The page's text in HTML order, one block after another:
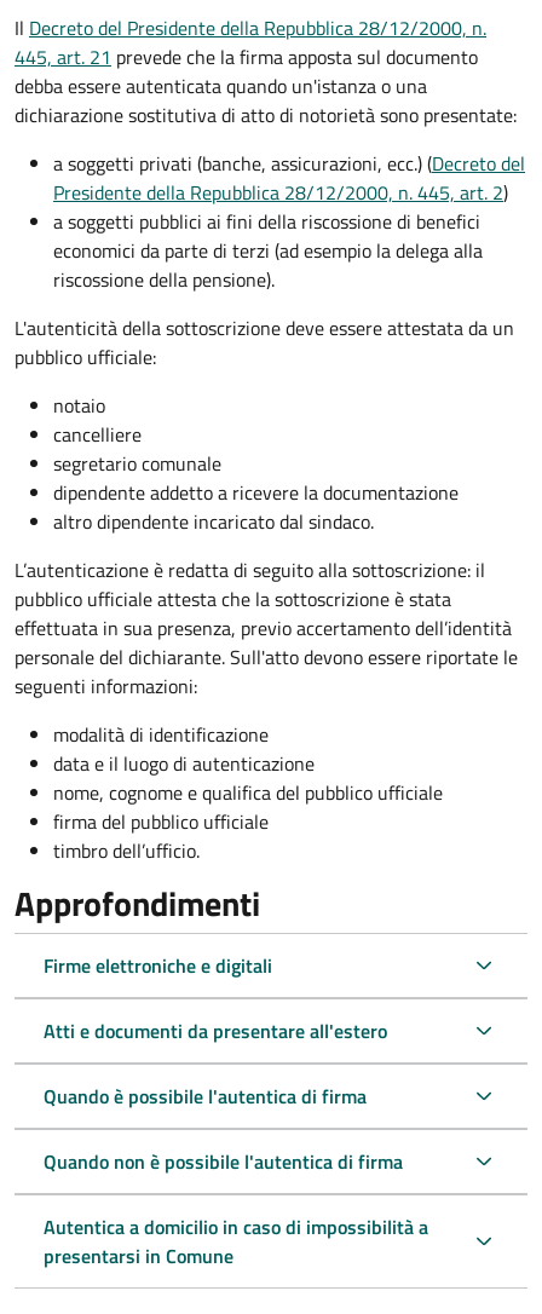
Il Decreto del Presidente della Repubblica 28/12/2000, n.
445, art. 21 prevede che la firma apposta sul documento
debba essere autenticata quando un'istanza o una
dichiarazione sostitutiva di atto di notorietà sono presentate:
a soggetti privati​​​​​ (banche, assicurazioni, ecc.) (Decreto del
Presidente della Repubblica 28/12/2000, n. 445, art. 2)
a soggetti pubblici ai fini della riscossione di benefici
economici da parte di terzi (ad esempio la delega alla
riscossione della pensione).
L'autenticità della sottoscrizione deve essere attestata da un
pubblico ufficiale:
notaio
cancelliere
segretario comunale
dipendente addetto a ricevere la documentazione
altro dipendente incaricato dal sindaco.
L’autenticazione è redatta di seguito alla sottoscrizione: il
pubblico ufficiale attesta che la sottoscrizione è stata
effettuata in sua presenza, previo accertamento dell’identità
personale del dichiarante. Sull'atto devono essere riportate le
seguenti informazioni:
modalità di identificazione
data e il luogo di autenticazione
nome, cognome e qualifica del pubblico ufficiale
firma del pubblico ufficiale
timbro dell’ufficio.
Approfondimenti
Firme elettroniche e digitali
Atti e documenti da presentare all'estero
Quando è possibile l'autentica di firma
Quando non è possibile l'autentica di firma
Autentica a domicilio in caso di impossibilità a
presentarsi in Comune